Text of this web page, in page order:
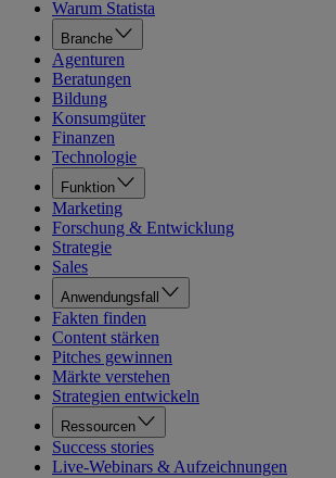
Warum Statista
Branche
Agenturen
Beratungen
Bildung
Konsumgüter
Finanzen
Technologie
Funktion
Marketing
Forschung & Entwicklung
Strategie
Sales
Anwendungsfall
Fakten finden
Content stärken
Pitches gewinnen
Märkte verstehen
Strategien entwickeln
Ressourcen
Success stories
Live-Webinars & Aufzeichnungen